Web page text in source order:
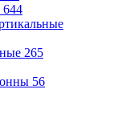
644
265
56